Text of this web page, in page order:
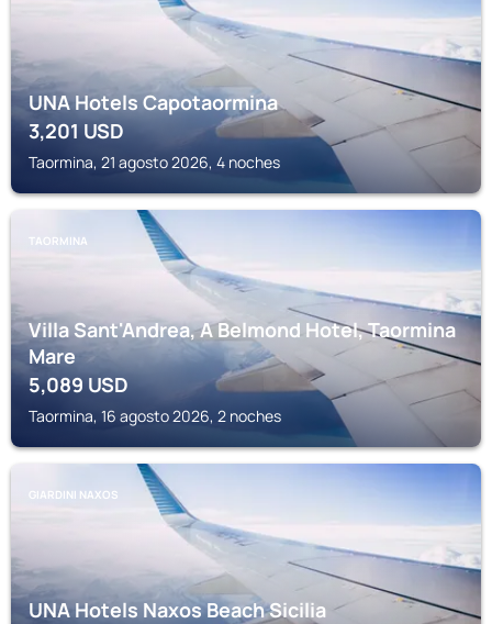
UNA Hotels Capotaormina
3,201 USD
Taormina, 21 agosto 2026, 4 noches
TAORMINA
Villa Sant'Andrea, A Belmond Hotel, Taormina
Mare
5,089USD
Taormina, 16 agosto 2026, 2 noches
GIARDINI NAXOS
UNA Hotels Naxos Beach Sicilia